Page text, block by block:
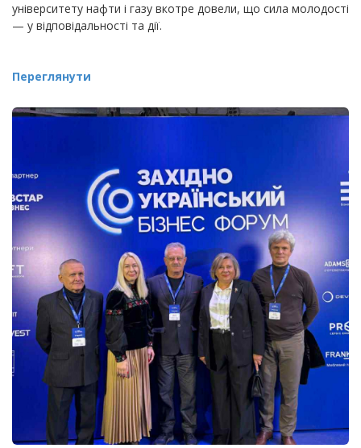
університету нафти і газу вкотре довели, що сила молодості
— у відповідальності та дії.
Переглянути